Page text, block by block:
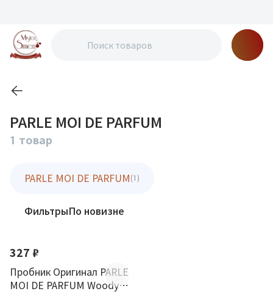
PARLE MOI DE PARFUM
1 товар
PARLE MOI DE PARFUM (1)
ФильтрыПо новизне
327 ₽
Пробник Оригинал PARLE
MOI DE PARFUM Woody